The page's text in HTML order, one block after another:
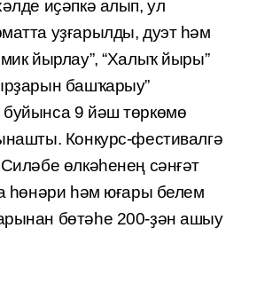
иҫәпкә алып, ул
уҙғарылды, дуэт һәм
йырлау”, “Халыҡ йыры”
башҡарыу”
9 йәш төркөмө
Конкурс-фестивалгә
өлкәһенең сәнғәт
һөнәри һәм юғары белем
бөтәһе 200-ҙән ашыу